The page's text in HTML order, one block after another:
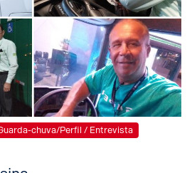
chuva/Perfil / Entrevista